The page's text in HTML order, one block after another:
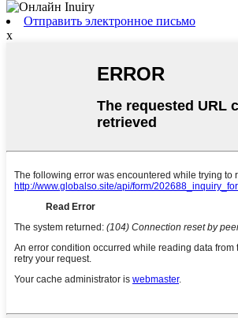
Отправить электронное письмо
x